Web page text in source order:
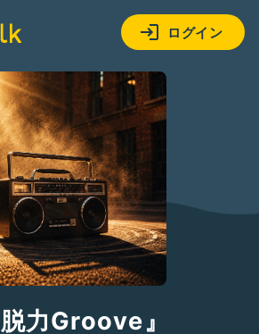
ログイン
力Groove』